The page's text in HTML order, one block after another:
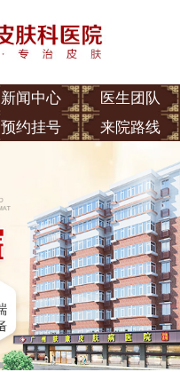
新闻中心
医生团队
预约挂号 来院路线